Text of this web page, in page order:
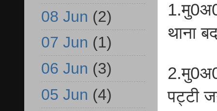
थाना
पट्टी
08 Jun (2)
07 Jun (1)
06 Jun (3)
05 Jun (4)